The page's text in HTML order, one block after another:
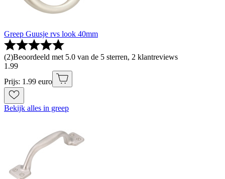
Greep Guusje rvs look 40mm
(2)Beoordeeld met 5.0 van de 5 sterren, 2 klantreviews
1 .99
Prijs: 1.99 euro
Bekijk alles in greep